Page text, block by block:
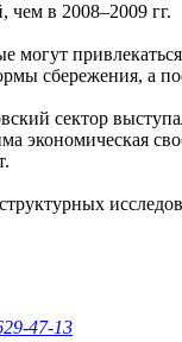
чем в 2008–2009 гг.
могут
сбережения, а
сектор
экономическая
47-13